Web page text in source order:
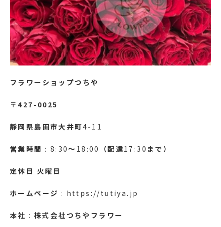
フラワーショップつちや
〒427-0025
靜岡県島田市大井町4-11
営業時間 : 8:30～ 18:00 （配達17:30 まで）
定休日 火曜日
ホームページ : https://tutiya.jp
本社 :株式会社つちやフラワー